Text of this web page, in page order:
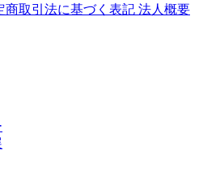
商取引法に基づく表記 法人概要